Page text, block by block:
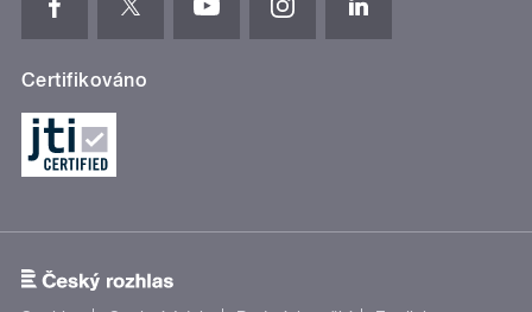
Certifikováno